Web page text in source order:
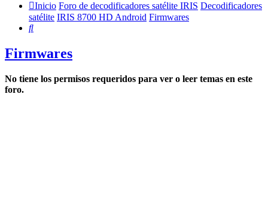
Inicio Foro de decodificadores satélite IRIS Decodificadores
satélite IRIS 8700 HD Android Firmwares
Buscar
Firmwares
No tiene los permisos requeridos para ver o leer temas en este
foro.